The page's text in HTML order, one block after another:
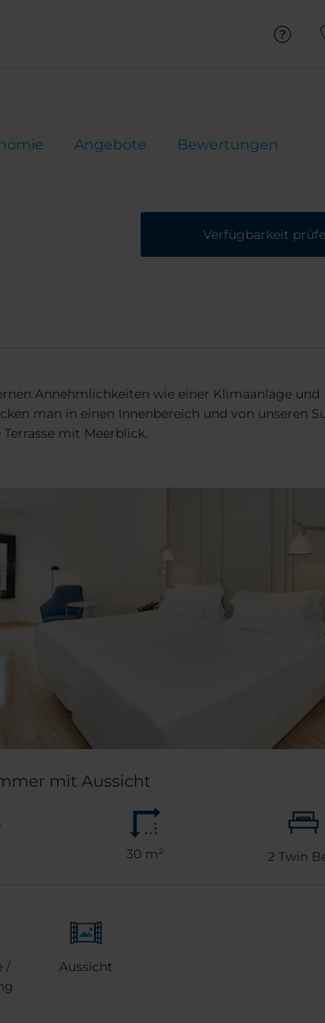
Angebote Bewertungen
Verfügbarkeit
Annehmlichkeiten wie einer Klimaanlage und
man in einen Innenbereich und von unseren
mit Meerblick.
mit Aussicht
30 m² 2 Twin
/
Aussicht